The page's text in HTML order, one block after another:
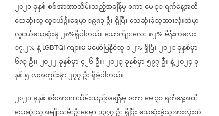
၂၀၂၁ခုနှစ်စစ်အာဏာသိမ်းသည့်အချိန်မှစကာမေ ၃၁ရက်နေ့အထိ
သေဆုံးသူလူငယ်ဦးရေမှာ၁၉၈၃ဦးရှိပြီးသေဆုံးခဲ့သူအားလုံးထဲမှာ
လူငယ်သေဆုံးမှု၂၈%ရှိပါတယ်။ယောက်ျားလေး၈၂% မိန်းကလေး
၁၇.၂% နဲ့ LGBTQI ကျားမမဖော်ပြနိုင်သူ၀.၂% ရှိပြီး၂၀၂၁ခုနှစ်မှာ
၆၈၃ဦး၊၂၀၂၂ခုနှစ်မှာ၄၂၆ဦး၊၂၀၂၃ခုနှစ်မှာ၅၉၇ဦးနဲ့၂၀၂၄ခု
နှစ်၅လအတွင်းမှာ၂၇၇ဦးရှိခဲ့ပါတယ်။
၂၀၂၁ခုနှစ်စစ်အာဏာသိမ်းသည့်အချိန်မှစကာမေ ၃၁ရက်နေ့အထိ
သေဆုံးသူအမျိုးသမီးဦးရေမှာ၁၃၇၇ဦးရှိပြီးသေဆုံးခဲ့သူအားလုံးထဲ